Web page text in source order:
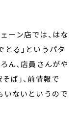
ーン店では、はな
とる」というパタ
ん、店員さんがや
ば」、前情報で
いないというので